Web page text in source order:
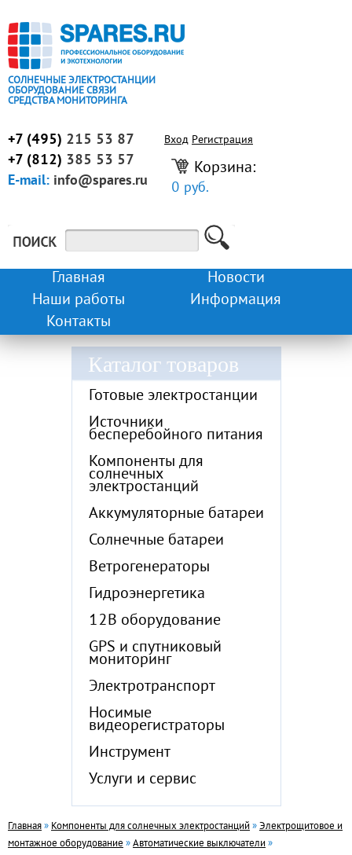
СОЛНЕЧНЫЕ ЭЛЕКТРОСТАНЦИИ
ОБОРУДОВАНИЕ СВЯЗИ
СРЕДСТВА МОНИТОРИНГА
+7 (495) 215 53 87
+7 (812) 385 53 57
E-mail: info@spares.ru
Вход Регистрация
Корзина:
0 руб.
Главная
Новости
Наши работы
Информация
Контакты
Каталог товаров
Готовые электростанции
Источники
бесперебойного питания
Компоненты для
солнечных
электростанций
Аккумуляторные батареи
Солнечные батареи
Ветрогенераторы
Гидроэнергетика
12В оборудование
GPS и спутниковый
мониторинг
Электротранспорт
Носимые
видеорегистраторы
Инструмент
Услуги и сервис
Главная » Компоненты для солнечных электростанций » Электрощитовое и
монтажное оборудование » Автоматические выключатели »